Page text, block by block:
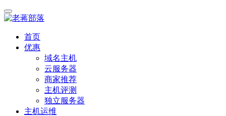
首页
优惠
域名主机
云服务器
商家推荐
主机评测
独立服务器
主机运维